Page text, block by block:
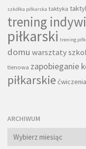
szkółka piłkarska taktyka
trening
piłkarski trening
domu warsztaty
tlenowa zapobieganie
piłkarskie
ARCHIWUM
Archiwum